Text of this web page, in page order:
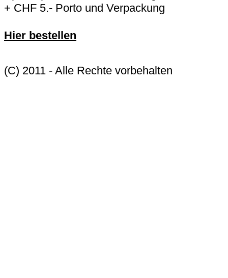
+ CHF 5.- Porto und Verpackung
Hier bestellen
(C) 2011 - Alle Rechte vorbehalten